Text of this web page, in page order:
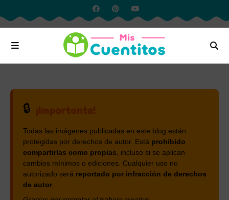
🔒
Todas las imágenes publicadas en este blog están
protegidas por derechos de autor. Está prohibido
compartirlas como propias , incluso si se aplican
cambios mínimos o ediciones. Cualquier uso no
autorizado será reportado por infracción de derechos
de autor